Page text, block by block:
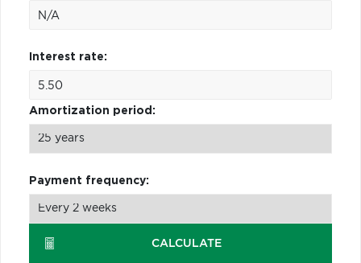
Interest rate:
Amortization period:
Payment frequency:
CALCULATE